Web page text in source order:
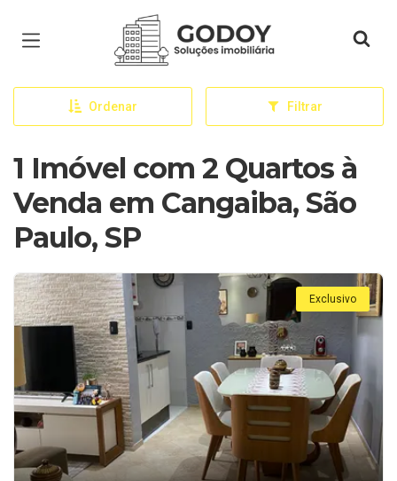
Página inicial
Ordenar Filtrar
1 Imóvel com 2 Quartos à
Venda em Cangaiba, São
Paulo, SP
Exclusivo